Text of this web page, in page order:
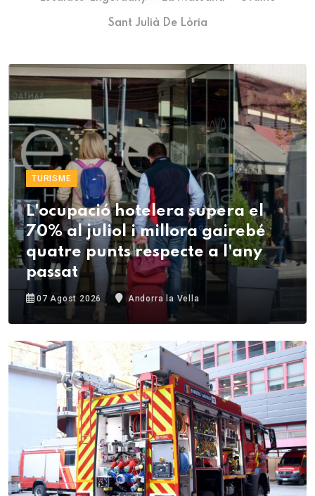
Sant Julià De Lòria
TURISME
L'ocupació hotelera supera el
70% al juliol i millora gairebé
quatre punts respecte a l'any
passat
07 Agost 2026 Andorra la Vella